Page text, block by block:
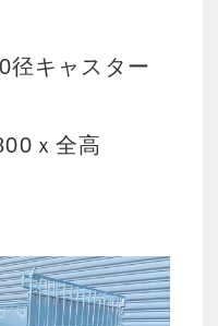
キャスター
ｘ全高